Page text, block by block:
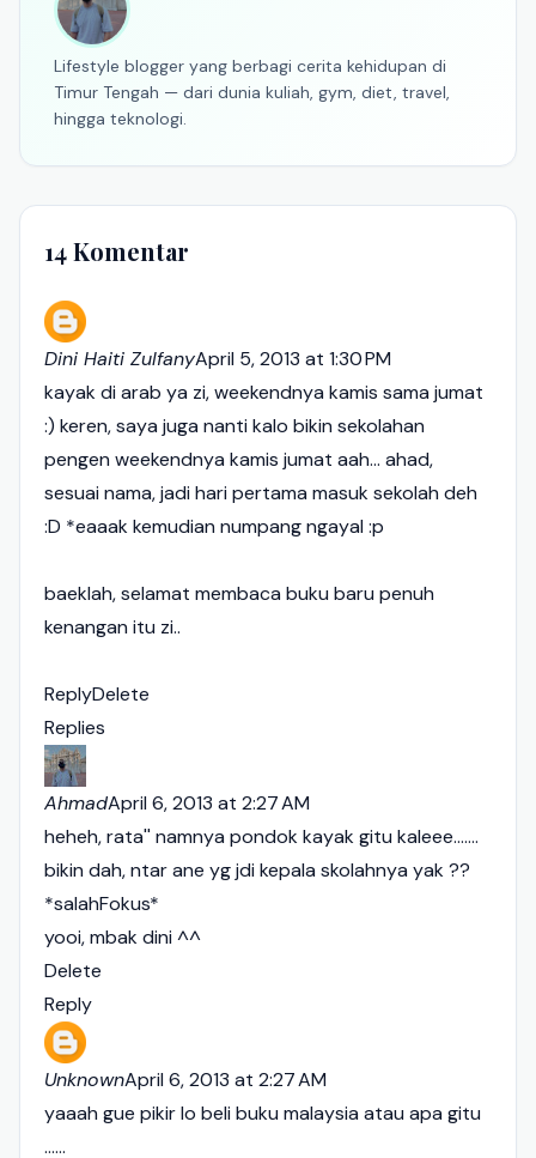
Lifestyle blogger yang berbagi cerita kehidupan di
Timur Tengah — dari dunia kuliah, gym, diet, travel,
hingga teknologi.
14 Komentar
Dini Haiti ZulfanyApril 5, 2013 at 1:30 PM
kayak di arab ya zi, weekendnya kamis sama jumat
:) keren, saya juga nanti kalo bikin sekolahan
pengen weekendnya kamis jumat aah... ahad,
sesuai nama, jadi hari pertama masuk sekolah deh
:D *eaaak kemudian numpang ngayal :p
baeklah, selamat membaca buku baru penuh
kenangan itu zi..
ReplyDelete
Replies
AhmadApril 6, 2013 at 2:27 AM
heheh, rata'' namnya pondok kayak gitu kaleee.......
bikin dah, ntar ane yg jdi kepala skolahnya yak ??
*salahFokus*
yooi, mbak dini ^^
Delete
Reply
UnknownApril 6, 2013 at 2:27 AM
yaaah gue pikir lo beli buku malaysia atau apa gitu
......